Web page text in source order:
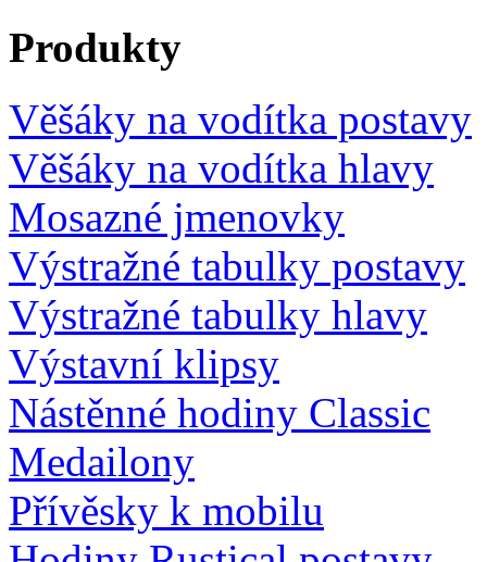
Produkty
Věšáky na vodítka postavy
Věšáky na vodítka hlavy
Mosazné jmenovky
Výstražné tabulky postavy
Výstražné tabulky hlavy
Výstavní klipsy
Nástěnné hodiny Classic
Medailony
Přívěsky k mobilu